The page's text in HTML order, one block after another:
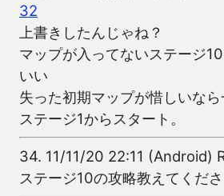
32
上書きしたんじゃね？
マップが入ってないステージ
いい
失った初期マップが惜しいな
ステージ1からスタート。
34. 11/11/20 22:11 (Android)
ステージ10の攻略教えてくださ